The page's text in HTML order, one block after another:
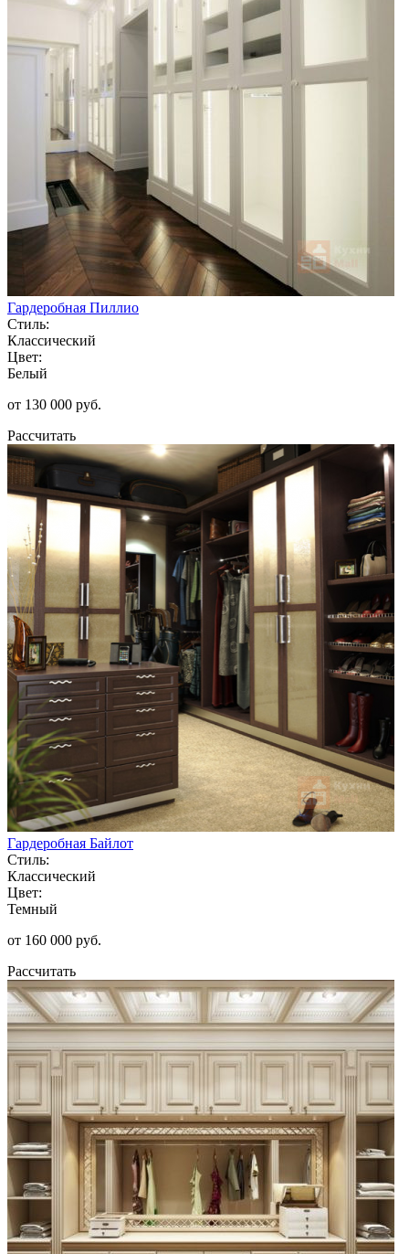
Гардеробная Пиллио
Стиль:
Классический
Цвет:
Белый
от 130 000 руб.
Рассчитать
Гардеробная Байлот
Стиль:
Классический
Цвет:
Темный
от 160 000 руб.
Рассчитать